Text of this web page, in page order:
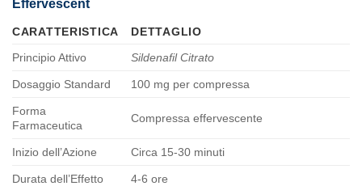
Effervescent
CARATTERISTICA
DETTAGLIO
Principio Attivo
Sildenafil Citrato
Dosaggio Standard 100 mg per compressa
Forma
Farmaceutica
Compressa effervescente
Inizio dell’Azione Circa 15-30 minuti
Durata dell’Effetto 4-6 ore